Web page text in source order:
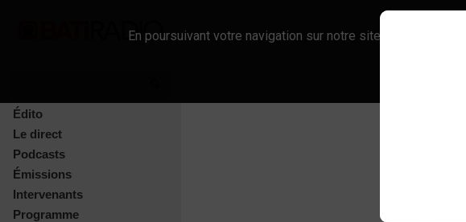
Édito
Le direct
Podcasts
Émissions
Intervenants
Programme
En poursuivant votre navigation sur notre site, vous